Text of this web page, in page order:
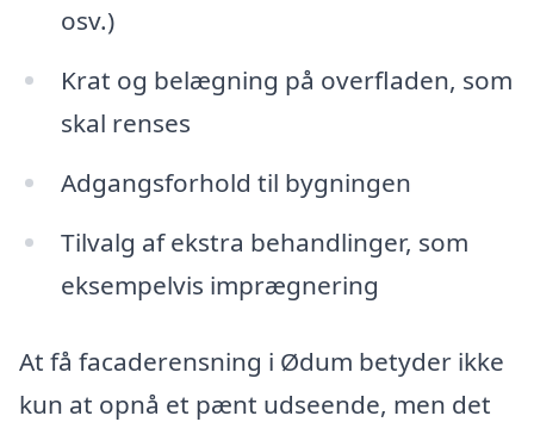
osv.)
Krat og belægning på overfladen, som
skal renses
Adgangsforhold til bygningen
Tilvalg af ekstra behandlinger, som
eksempelvis imprægnering
At få facaderensning i Ødum betyder ikke
kun at opnå et pænt udseende, men det